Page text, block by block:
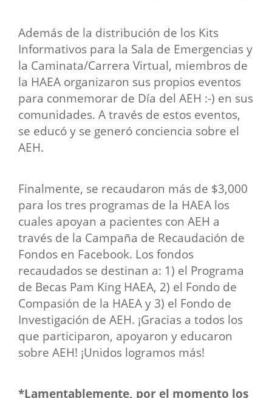
Además de la distribución de los Kits
Informativos para la Sala de Emergencias y
la Caminata/Carrera Virtual, miembros de
la HAEA organizaron sus propios eventos
para conmemorar de Día del AEH :-) en sus
comunidades. A través de estos eventos,
se educó y se generó conciencia sobre el
AEH.
Finalmente, se recaudaron más de $3,000
para los tres programas de la HAEA los
cuales apoyan a pacientes con AEH a
través de la Campaña de Recaudación de
Fondos en Facebook. Los fondos
recaudados se destinan a: 1) el Programa
de Becas Pam King HAEA, 2) el Fondo de
Compasión de la HAEA y 3) el Fondo de
Investigación de AEH. ¡Gracias a todos los
que participaron, apoyaron y educaron
sobre AEH! ¡Unidos logramos más!
*Lamentablemente, por el momento los